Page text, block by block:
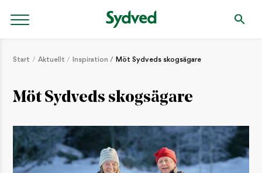
Start Aktuellt Inspiration Möt Sydveds skogsägare
Möt Sydveds skogsägare